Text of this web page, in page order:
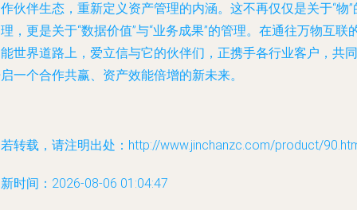
伙伴生态，重新定义资产管理的内涵。这不再仅仅是关于“物”
，更是关于“数据价值”与“业务成果”的管理。在通往万物互联
世界道路上，爱立信与它的伙伴们，正携手各行业客户，共同
一个合作共赢、资产效能倍增的新未来。
转载，请注明出处：http://www.jinchanzc.com/product/
时间：2026-08-06 01:04:47